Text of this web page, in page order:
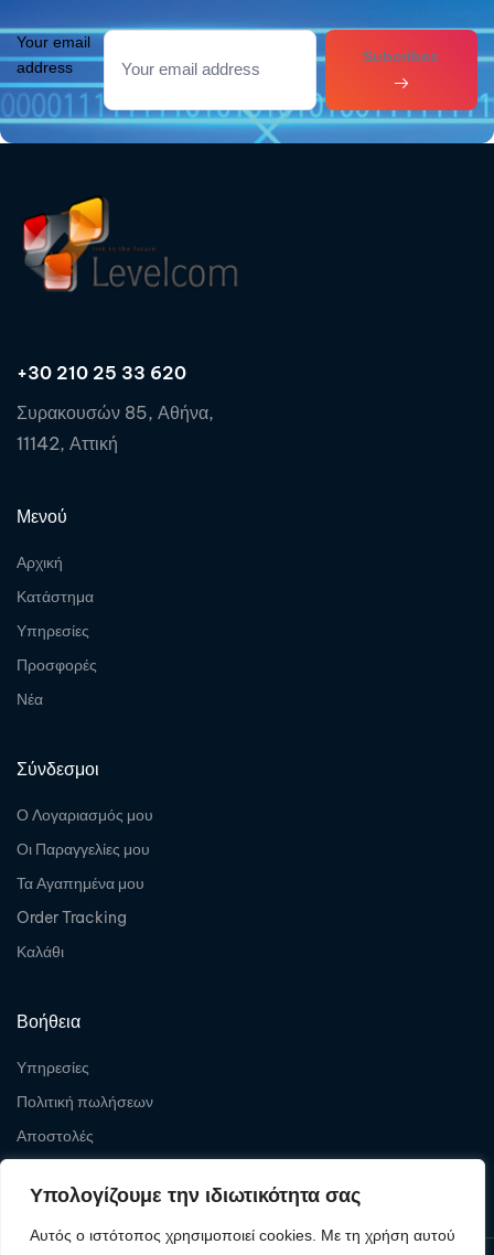
Υπολογίζουμε την ιδιωτικότητα σας
Αυτός ο ιστότοπος χρησιμοποιεί cookies. Με τη χρήση αυτού
Your email
address
Subcribes
+30 210 25 33 620
Συρακουσών 85, Αθήνα,
11142, Αττική
Μενού
Αρχική
Κατάστημα
Υπηρεσίες
Προσφορές
Νέα
Σύνδεσμοι
Ο Λογαριασμός μου
Οι Παραγγελίες μου
Τα Αγαπημένα μου
Order Tracking
Καλάθι
Βοήθεια
Υπηρεσίες
Πολιτική πωλήσεων
Αποστολές